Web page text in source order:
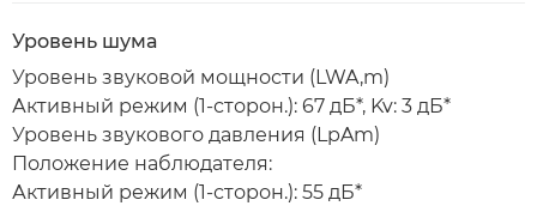
Уровень шума
Уровень звуковой мощности (LWA,m)
Активный режим (1-сторон.): 67 дБ*, Kv: 3 дБ*
Уровень звукового давления (LpAm)
Положение наблюдателя:
Активный режим (1-сторон.): 55 дБ*